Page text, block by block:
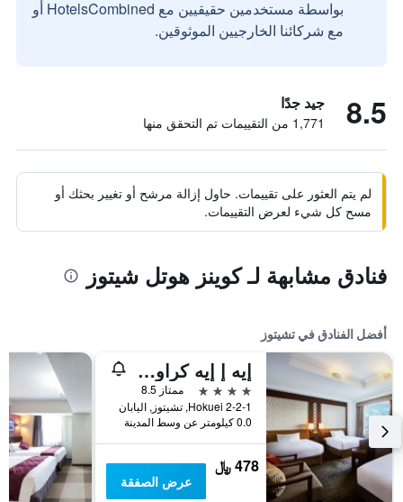
بواسطة مستخدمين حقيقيين مع HotelsCombined أو
مع شركائنا الخارجيين الموثوقين.
8.5 جيد جدًا
1,771 من التقييمات تم التحقق منها
لم يتم العثور على تقييمات. حاول إزالة مرشح أو تغيير بحثك أو
مسح كل شيء لعرض التقييمات.
فنادق مشابهة لـ كوينز هوتل شيتوز
أفضل الفنادق في تشيتوز
إيه إ إيه كراوان بلازا تشيتوز باي آيتش جي
4 نجوم
ممتاز 8.5
2-2-1 Hokuei, تشيتوز, اليابان
0.0 كيلومتر عن وسط المدينة
478 ﷼
عرض الصفقة